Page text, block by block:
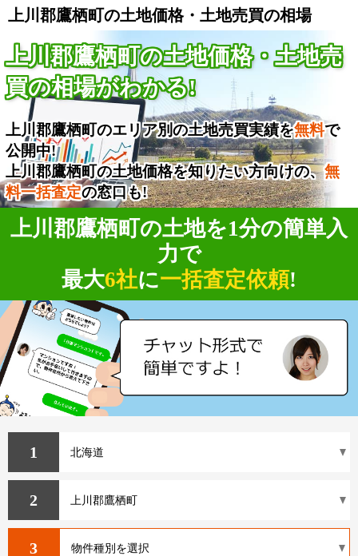
上川郡鷹栖町の土地価格・土地売買の相場
上川郡鷹栖町の土地価格・土地売
買の相場がわかる!
上川郡鷹栖町のエリア別の土地売買実績を無料で
公開中!
上川郡鷹栖町の土地価格を知りたい方向けの、無
料一括査定の窓口も!
上川郡鷹栖町の土地を1分の簡単入
力で
最大6社に一括査定依頼!
1
2
3